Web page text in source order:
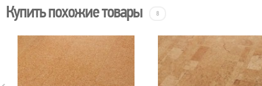
Купить похожие товары 8